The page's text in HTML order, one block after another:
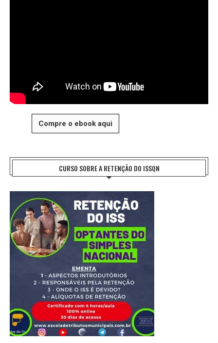
Compre o ebook aqui
CURSO SOBRE A RETENÇÃO DO ISSQN